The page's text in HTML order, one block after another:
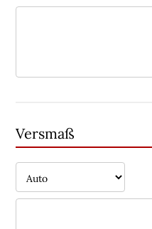
Versmaß